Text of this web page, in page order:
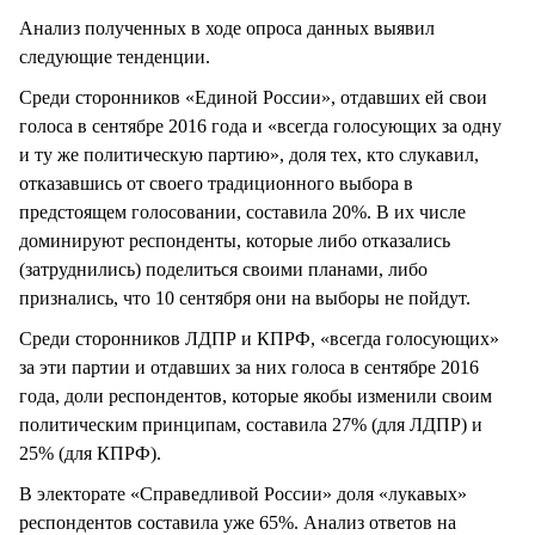
Анализ полученных в ходе опроса данных выявил
следующие тенденции.
Среди сторонников «Единой России», отдавших ей свои
голоса в сентябре 2016 года и «всегда голосующих за одну
и ту же политическую партию», доля тех, кто слукавил,
отказавшись от своего традиционного выбора в
предстоящем голосовании, составила 20%. В их числе
доминируют респонденты, которые либо отказались
(затруднились) поделиться своими планами, либо
признались, что 10 сентября они на выборы не пойдут.
Среди сторонников ЛДПР и КПРФ, «всегда голосующих»
за эти партии и отдавших за них голоса в сентябре 2016
года, доли респондентов, которые якобы изменили своим
политическим принципам, составила 27% (для ЛДПР) и
25% (для КПРФ).
В электорате «Справедливой России» доля «лукавых»
респондентов составила уже 65%. Анализ ответов на